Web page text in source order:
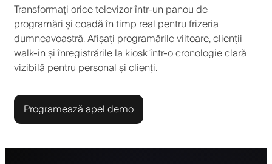
Transformați orice televizor într-un panou de
programări și coadă în timp real pentru frizeria
dumneavoastră. Afișați programările viitoare, clienții
walk-in și înregistrările la kiosk într-o cronologie clară
vizibilă pentru personal și clienți.
Programează apel demo